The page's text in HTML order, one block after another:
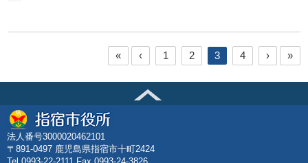
« ‹ 1 2 3 4 › »
法人番号3000020462101
〒891-0497 鹿児島県指宿市十町2424